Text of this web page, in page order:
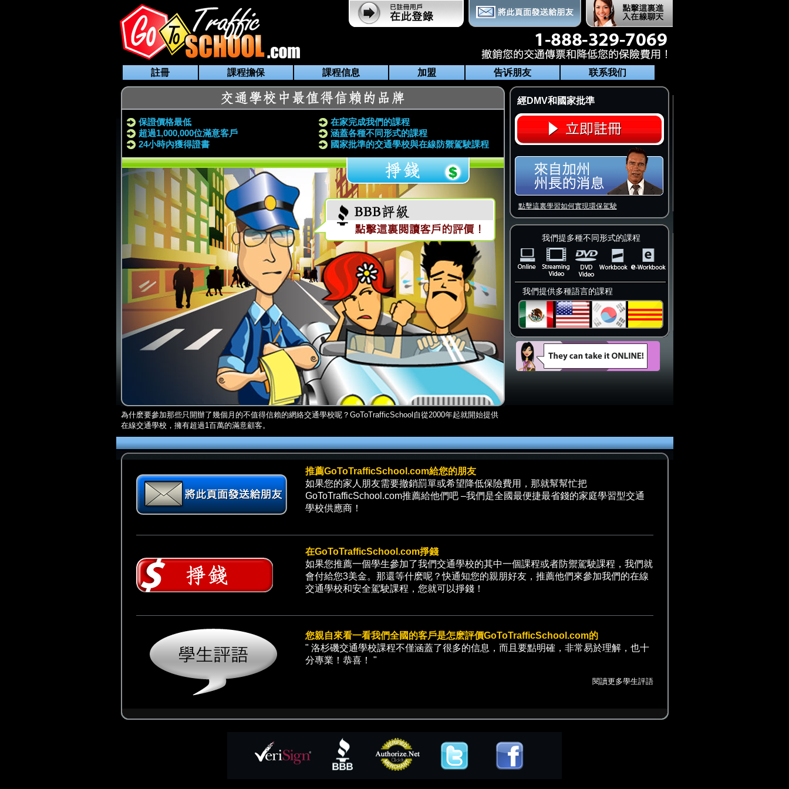
註冊 課程擔保 課程信息 加盟 告诉朋友 联系我们
保證價格最低
超過1,000,000位滿意客戶
24小時內獲得證書
在家完成我們的課程
涵蓋各種不同形式的課程
國家批準的交通學校與在線防禦駕駛課程
為什麽要參加那些只開辦了幾個月的不值得信賴的網絡交通學校呢？GoToTrafficSchool自從2000年起就開始提供
在線交通學校，擁有超過1百萬的滿意顧客。
經DMV和國家批準
點擊這裏學習如何實現環保駕駛
我們提多種不同形式的課程
我們提供多種語言的課程
推薦GoToTrafficSchool.com給您的朋友
如果您的家人朋友需要撤銷罰單或希望降低保險費用，那就幫幫忙把
GoToTrafficSchool.com推薦給他們吧 –我們是全國最便捷最省錢的家庭學習型交通
學校供應商！
在GoToTrafficSchool.com掙錢
如果您推薦一個學生參加了我們交通學校的其中一個課程或者防禦駕駛課程，我們就
會付給您3美金。那還等什麽呢？快通知您的親朋好友，推薦他們來參加我們的在線
交通學校和安全駕駛課程，您就可以掙錢！
您親自來看一看我們全國的客戶是怎麽評價GoToTrafficSchool.com的
" 洛杉磯交通學校課程不僅涵蓋了很多的信息，而且要點明確，非常易於理解，也十
分專業！恭喜！
"
閱讀更多學生評語